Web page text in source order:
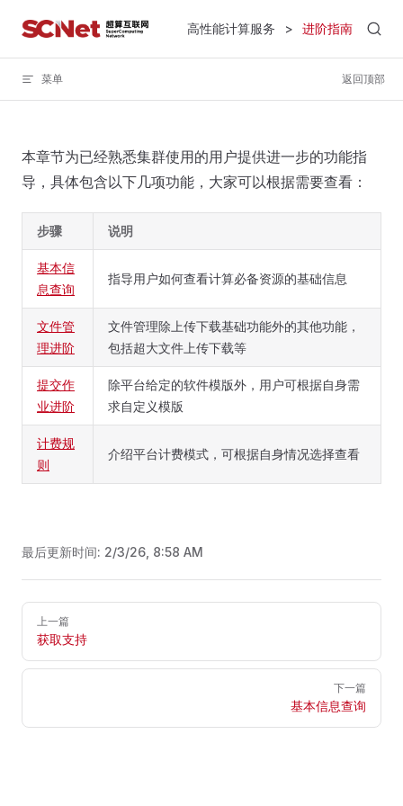
Skip to content 高性能计算服务 > 进阶指南
菜单 返回顶部
本章节为已经熟悉集群使用的用户提供进一步的功能指
导，具体包含以下几项功能，大家可以根据需要查看：
步骤 说明
基本信
息查询
指导用户如何查看计算必备资源的基础信息
文件管
理进阶
文件管理除上传下载基础功能外的其他功能，
包括超大文件上传下载等
提交作
业进阶
除平台给定的软件模版外，用户可根据自身需
求自定义模版
计费规
则
介绍平台计费模式，可根据自身情况选择查看
最后更新时间: 2/3/26, 8:58 AM
Pager
上一篇
获取支持
下一篇
基本信息查询